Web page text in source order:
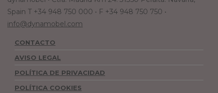
Spain T +34 948 750 000 • F +34 948 750 750 •
info@dynamobel.com
CONTACTO
AVISO LEGAL
POLÍTICA DE PRIVACIDAD
POLÍTICA COOKIES